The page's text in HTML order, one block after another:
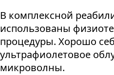
В комплексной
использованы
процедуры. Хорошо
ультрафиолетовое
микроволны.